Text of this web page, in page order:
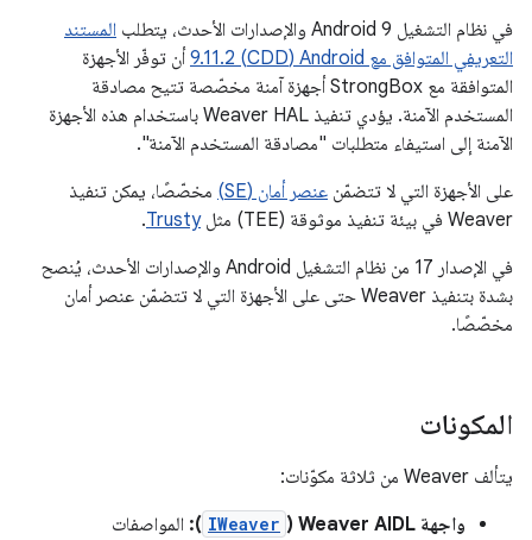
في نظام التشغيل Android 9 والإصدارات الأحدث، يتطلب
المستند
التعريفي المتوافق مع Android‏ (CDD) 9.11.2
أن توفّر الأجهزة
المتوافقة مع StrongBox أجهزة آمنة مخصّصة تتيح مصادقة
المستخدم الآمنة. يؤدي تنفيذ Weaver HAL باستخدام هذه الأجهزة
الآمنة إلى استيفاء متطلبات "مصادقة المستخدم الآمنة".
على الأجهزة التي لا تتضمّن عنصر أمان (SE)
مخصّصًا، يمكن تنفيذ
Weaver في بيئة تنفيذ موثوقة (TEE) مثل
Trusty
.
في الإصدار 17 من نظام التشغيل Android والإصدارات الأحدث، يُنصح
بشدة بتنفيذ Weaver حتى على الأجهزة التي لا تتضمّن عنصر أمان
مخصّصًا.
المكونات
يتألف Weaver من ثلاثة مكوّنات:
واجهة Weaver AIDL (
IWeaver
): المواصفات